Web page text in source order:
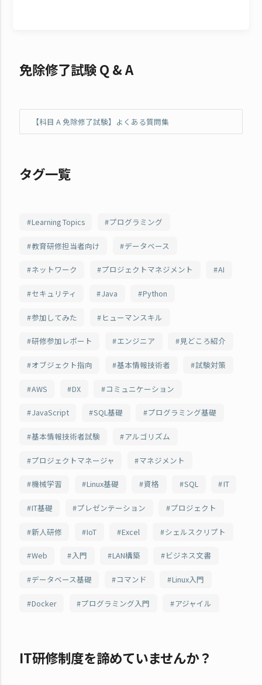
免除修了試験 Q & A
【科目 A 免除修了試験】よくある質問集
タグ一覧
Learning Topics プログラミング
教育研修担当者向け データベース
ネットワーク プロジェクトマネジメント AI
セキュリティ Java Python
参加してみた ヒューマンスキル
研修参加レポート エンジニア 見どころ紹介
オブジェクト指向 基本情報技術者 試験対策
AWS DX コミュニケーション
JavaScript SQL基礎 プログラミング基礎
基本情報技術者試験 アルゴリズム
プロジェクトマネージャ マネジメント
機械学習 Linux基礎 資格 SQL IT
IT基礎 プレゼンテーション プロジェクト
新人研修 IoT Excel シェルスクリプト
Web 入門 LAN構築 ビジネス文書
データベース基礎 コマンド Linux入門
Docker プログラミング入門 アジャイル
IT研修制度を諦めていませんか？